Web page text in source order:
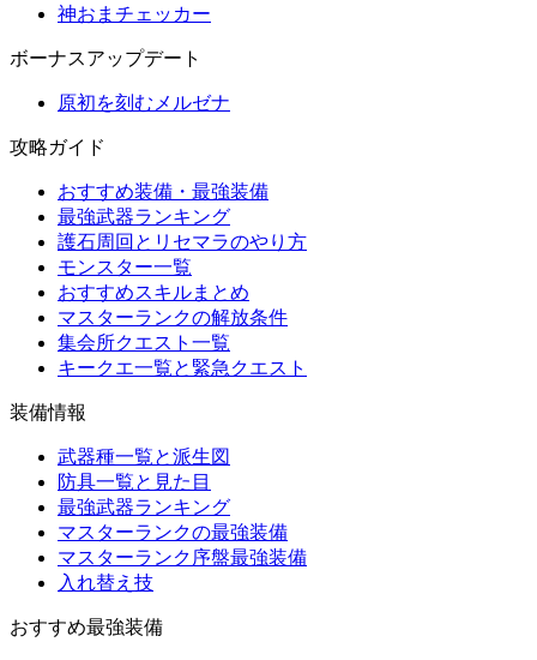
神おまチェッカー
ボーナスアップデート
原初を刻むメルゼナ
攻略ガイド
おすすめ装備・最強装備
最強武器ランキング
護石周回とリセマラのやり方
モンスター一覧
おすすめスキルまとめ
マスターランクの解放条件
集会所クエスト一覧
キークエ一覧と緊急クエスト
装備情報
武器種一覧と派生図
防具一覧と見た目
最強武器ランキング
マスターランクの最強装備
マスターランク序盤最強装備
入れ替え技
おすすめ最強装備